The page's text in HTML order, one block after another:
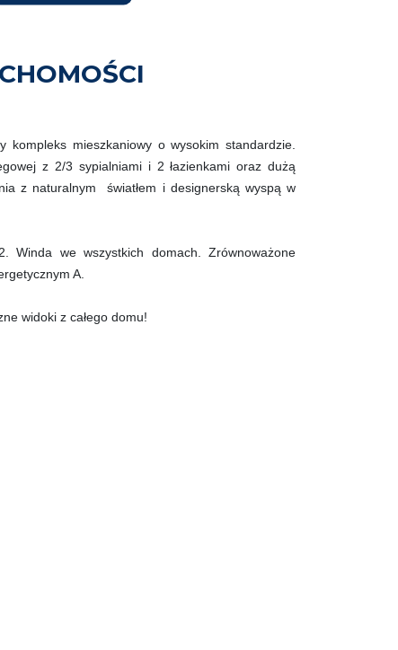
kompleks mieszkaniowy o wysokim standardzie.
z 2/3 sypialniami i 2 łazienkami oraz dużą
z naturalnym światłem i designerską wyspą w
Winda we wszystkich domach. Zrównoważone
A.
widoki z całego domu!